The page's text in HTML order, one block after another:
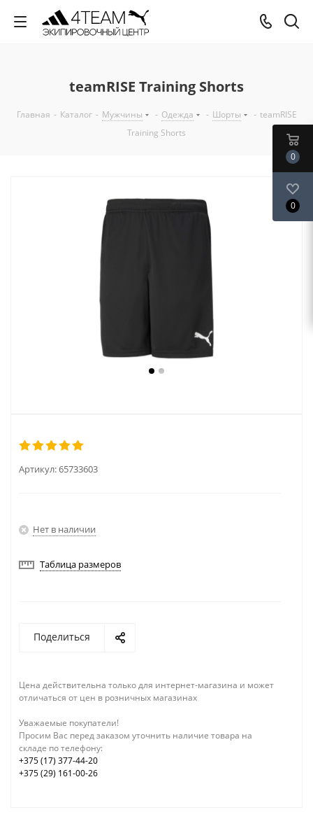
teamRISE Training Shorts
Главная - Каталог - Мужчины - Одежда - Шорты - teamRISE
Training Shorts
Артикул:65733603
Нет в наличии
Таблица размеров
Поделиться
Цена действительна только для интернет-магазина и может
отличаться от цен в розничных магазинах
Уважаемые покупатели!
Просим Вас перед заказом уточнить наличие товара на
складе по телефону:
+375 (17) 377-44-20
+375 (29) 161-00-26
0
0